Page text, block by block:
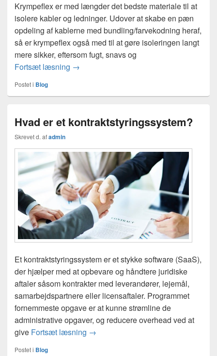
Krympeflex er med længder det bedste materiale til at
isolere kabler og ledninger. Udover at skabe en pæn
opdeling af kablerne med bundling/farvekodning heraf,
så er krympeflex også med til at gøre isoleringen langt
mere sikker, eftersom fugt, snavs og
Fortsæt læsning Sådan bruger du krympeflex til el isolering
→
Postet i Blog
Hvad er et kontraktstyringssystem?
Skrevet d. afadmin
Et kontraktstyringssystem er et stykke software (SaaS),
der hjælper med at opbevare og håndtere juridiske
aftaler såsom kontrakter med leverandører, lejemål,
samarbejdspartnere eller licensaftaler. Programmet
fornemmeste opgave er at kunne strømline de
administrative opgaver, og reducere overhead ved at
give Fortsæt læsning Hvad er et kontraktstyringssystem?
→
Postet i Blog